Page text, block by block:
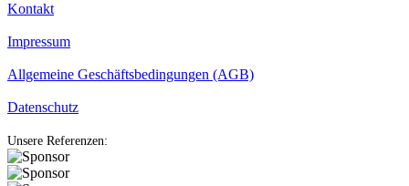
Kontakt
Impressum
Allgemeine Geschäftsbedingungen (AGB)
Datenschutz
Unsere Referenzen: